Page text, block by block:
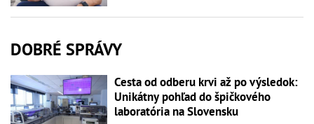
DOBRÉ SPRÁVY
Cesta od odberu krvi až po výsledok:
Unikátny pohľad do špičkového
laboratória na Slovensku